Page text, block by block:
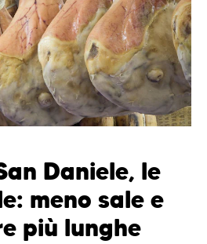
Daniele, le
meno sale e
più lunghe